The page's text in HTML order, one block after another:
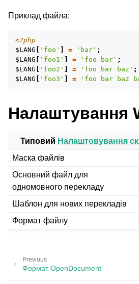
navigation of Підтримувані формати
Приклад файла:
<?php
$LANG
'foo' = 'bar' ;
$LANG
'foo1' = 'foo bar' ;
$LANG
'foo2' = 'foo bar baz' ;
$LANG
'foo3' = 'foo bar baz
Налаштування
Типовий Налаштовування
Маска файлів
Основний файл для
одномовного перекладу
Шаблон для нових перекладів
Формат файлу
Previous
Формат OpenDocument